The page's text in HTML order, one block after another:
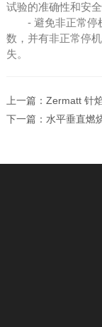
试验的准确性和安全
- 避免非正常停机
数，并有非正常停
失。
上一篇： Zermatt 针
下一篇： 水平垂直燃